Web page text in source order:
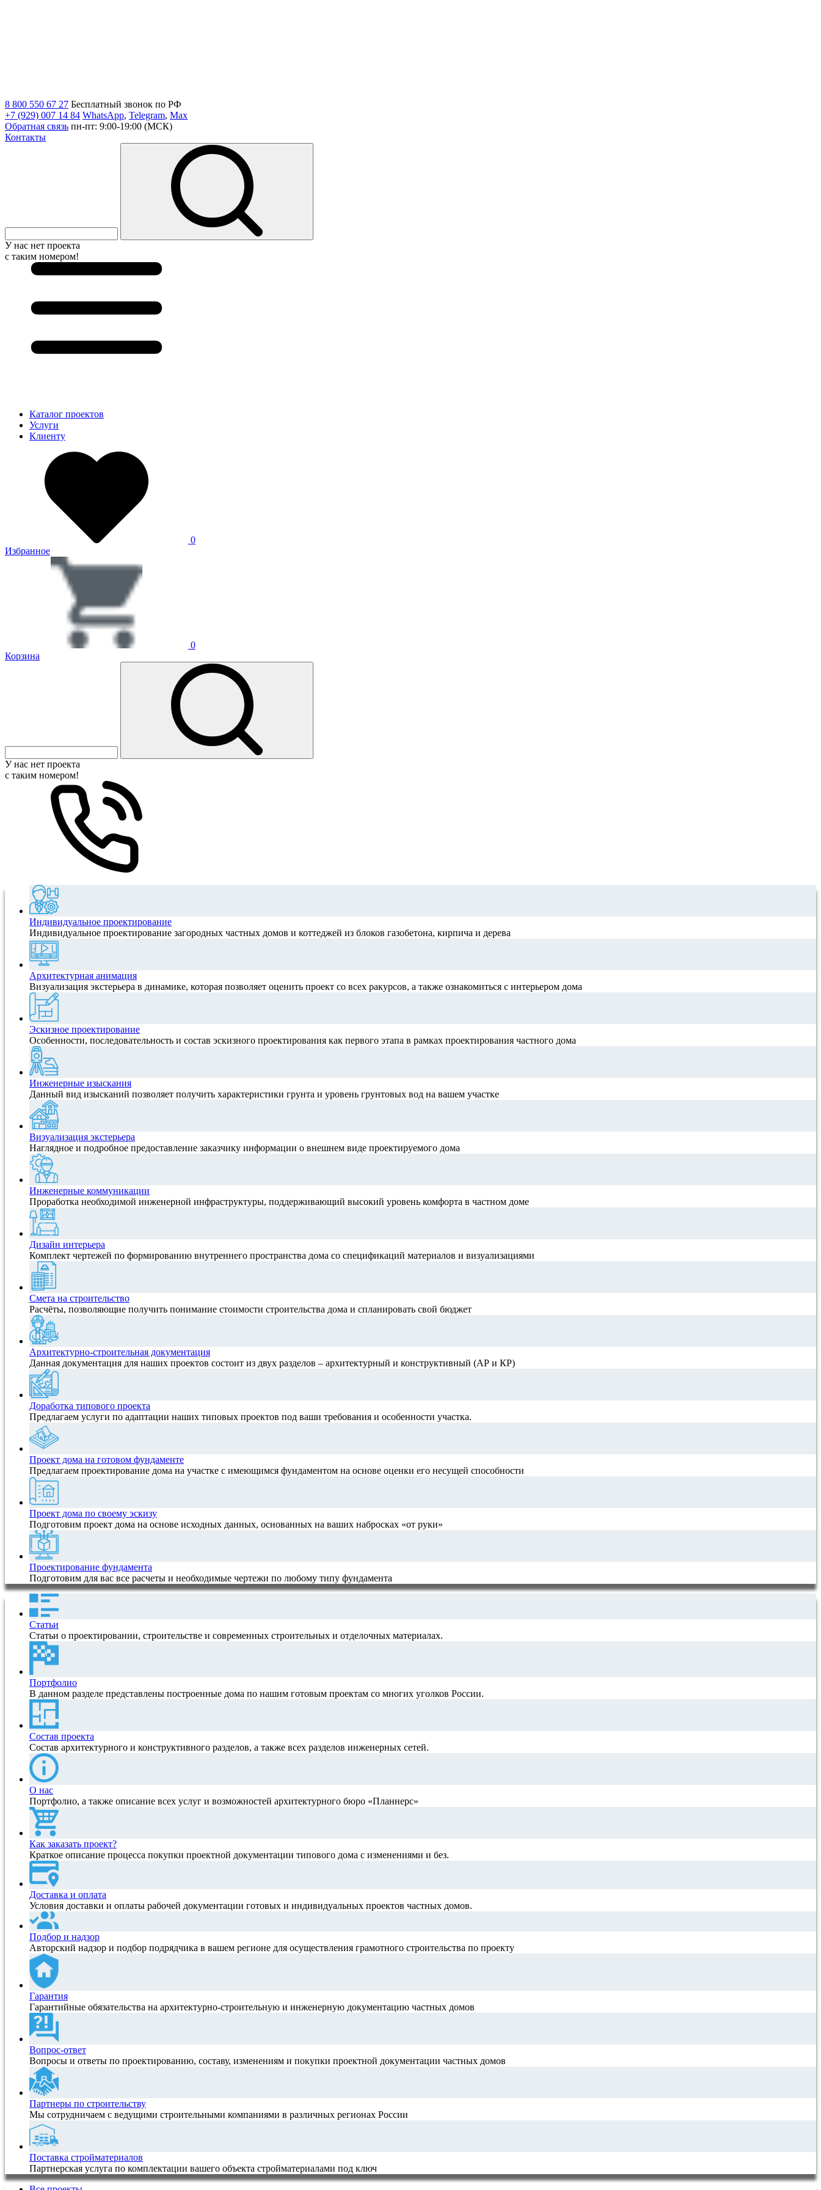
8 800 550 67 27 Бесплатный звонок по РФ
+7 (929) 007 14 84 WhatsApp, Telegram, Max
Обратная связь пн-пт: 9:00-19:00 (МСК)
Контакты
У нас нет проекта
с таким номером!
Каталог проектов
Услуги
Клиенту
0
Избранное
0
Корзина
У нас нет проекта
с таким номером!
Индивидуальное проектирование
Индивидуальное проектирование загородных частных домов и коттеджей из блоков газобетона, кирпича и дерева
Архитектурная анимация
Визуализация экстерьера в динамике, которая позволяет оценить проект со всех ракурсов, а также ознакомиться с интерьером дома
Эскизное проектирование
Особенности, последовательность и состав эскизного проектирования как первого этапа в рамках проектирования частного дома
Инженерные изыскания
Данный вид изысканий позволяет получить характеристики грунта и уровень грунтовых вод на вашем участке
Визуализация экстерьера
Наглядное и подробное предоставление заказчику информации о внешнем виде проектируемого дома
Инженерные коммуникации
Проработка необходимой инженерной инфраструктуры, поддерживающий высокий уровень комфорта в частном доме
Дизайн интерьера
Комплект чертежей по формированию внутреннего пространства дома со спецификаций материалов и визуализациями
Смета на строительство
Расчёты, позволяющие получить понимание стоимости строительства дома и спланировать свой бюджет
Архитектурно-строительная документация
Данная документация для наших проектов состоит из двух разделов – архитектурный и конструктивный (АР и КР)
Доработка типового проекта
Предлагаем услуги по адаптации наших типовых проектов под ваши требования и особенности участка.
Проект дома на готовом фундаменте
Предлагаем проектирование дома на участке с имеющимся фундаментом на основе оценки его несущей способности
Проект дома по своему эскизу
Подготовим проект дома на основе исходных данных, основанных на ваших набросках «от руки»
Проектирование фундамента
Подготовим для вас все расчеты и необходимые чертежи по любому типу фундамента
Статьи
Статьи о проектировании, строительстве и современных строительных и отделочных материалах.
Портфолио
В данном разделе представлены построенные дома по нашим готовым проектам со многих уголков России.
Состав проекта
Состав архитектурного и конструктивного разделов, а также всех разделов инженерных сетей.
О нас
Портфолио, а также описание всех услуг и возможностей архитектурного бюро «Планнерс»
Как заказать проект?
Краткое описание процесса покупки проектной документации типового дома с изменениями и без.
Доставка и оплата
Условия доставки и оплаты рабочей документации готовых и индивидуальных проектов частных домов.
Подбор и надзор
Авторский надзор и подбор подрядчика в вашем регионе для осуществления грамотного строительства по проекту
Гарантия
Гарантийные обязательства на архитектурно-строительную и инженерную документацию частных домов
Вопрос-ответ
Вопросы и ответы по проектированию, составу, изменениям и покупки проектной документации частных домов
Партнеры по строительству
Мы сотрудничаем с ведущими строительными компаниями в различных регионах России
Поставка стройматериалов
Партнерская услуга по комплектации вашего объекта стройматериалами под ключ